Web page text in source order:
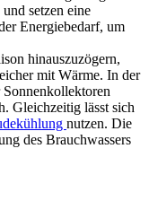
setzen eine
Energiebedarf, um
hinauszuzögern,
mit Wärme. In der
Sonnenkollektoren
Gleichzeitig lässt sich
nutzen. Die
des Brauchwassers